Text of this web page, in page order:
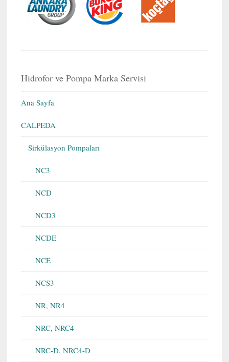
Hidrofor ve Pompa Marka Servisi
Ana Sayfa
CALPEDA
Sirkülasyon Pompaları
NC3
NCD
NCD3
NCDE
NCE
NCS3
NR, NR4
NRC, NRC4
NRC-D, NRC4-D